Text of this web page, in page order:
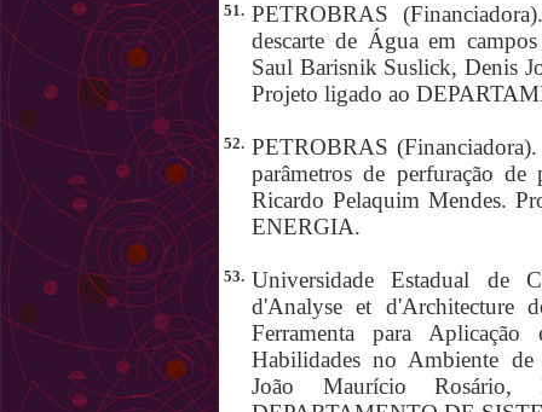
51. PETROBRAS
descarte de Água em
Saul Barisnik Suslick, Denis
Projeto ligado ao
52. PETROBRAS (Financiadora).
parâmetros de perfuração de
Ricardo Pelaquim Mendes.
ENERGIA.
53. Universidade Estadual de
d'Analyse et d'Architecture
Ferramenta para
Habilidades no Ambiente de
João Maurício